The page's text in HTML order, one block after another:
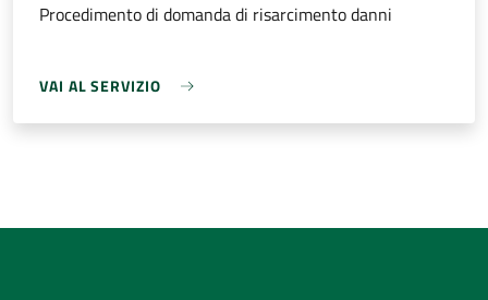
Procedimento di domanda di risarcimento danni
VAI AL SERVIZIO